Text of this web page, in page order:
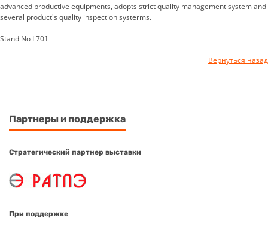
advanced productive equipments, adopts strict quality management system and
several product's quality inspection systerms.
Stand No L701
Вернуться назад
Партнеры и поддержка
Стратегический партнер выставки
При поддержке